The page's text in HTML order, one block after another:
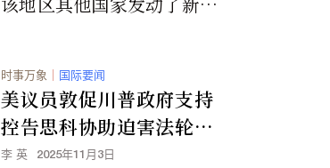
及运输中断的担忧，油价再
次上涨。
时事万象 ｜ 国际要闻
美议员敦促川普政府支持
控告思科协助迫害法轮功
的诉讼
李 英 2025年11月3日